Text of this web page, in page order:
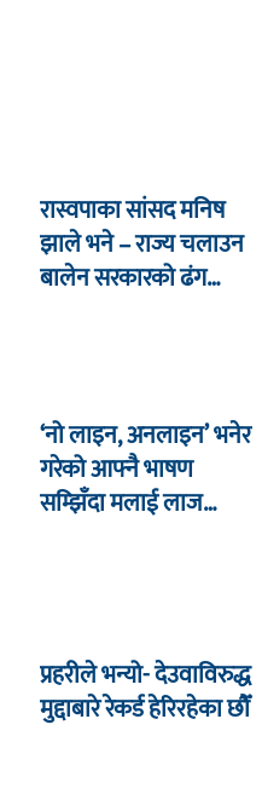
रास्वपाका सांसद मनिष
झाले भने – राज्य चलाउन
बालेन सरकारको ढंग
‘नो लाइन, अनलाइन’ भनेर
गरेको आफ्नै भाषण
सम्झिँदा मलाई लाज
प्रहरीले भन्यो- देउवाविरुद्ध
मुद्दाबारे रेकर्ड हेरिरहेका छौँ